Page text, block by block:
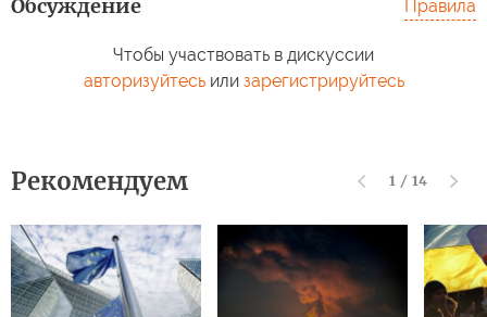
Обсуждение Правила
Чтобы участвовать в дискуссии
авторизуйтесьили зарегистрируйтесь
Рекомендуем 1 / 14